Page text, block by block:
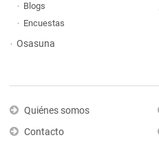
Blogs
Encuestas
Osasuna
Quiénes somos
Contacto